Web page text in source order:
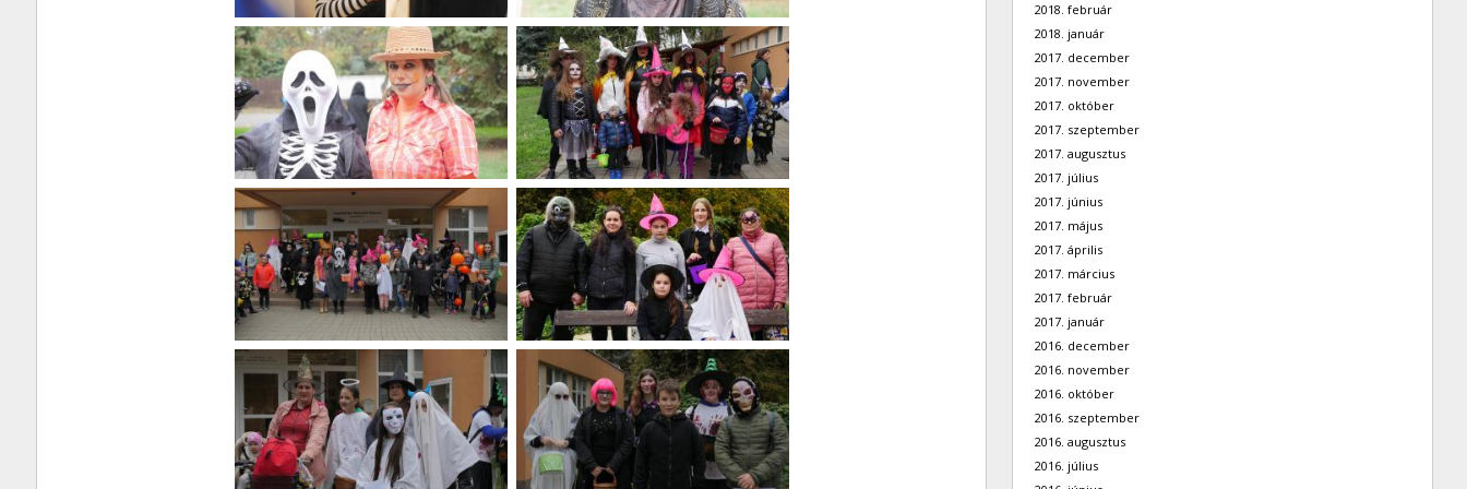
2018. február
2018. január
2017. december
2017. november
2017. október
2017. szeptember
2017. augusztus
2017. július
2017. június
2017. május
2017. április
2017. március
2017. február
2017. január
2016. december
2016. november
2016. október
2016. szeptember
2016. augusztus
2016. július